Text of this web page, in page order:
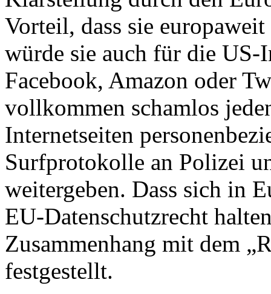
Vorteil, dass sie
würde sie auch für die
Facebook, Amazon oder
vollkommen schamlos
Internetseiten
Surfprotokolle an Polizei
weitergeben. Dass sich in
EU-Datenschutzrecht
Zusammenhang mit dem
festgestellt.